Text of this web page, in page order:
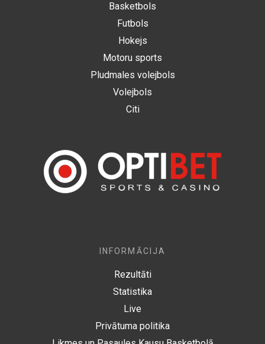
Basketbols
Futbols
Hokejs
Motoru sports
Pludmales volejbols
Volejbols
Citi
INFORMĀCIJA
Rezultāti
Statistika
Live
Privātuma politika